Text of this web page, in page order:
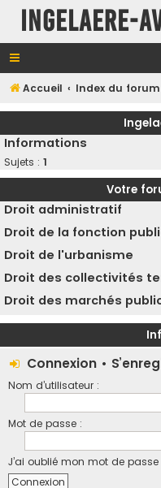
INGELAERE-
Accueil Index du forum
Informations
Sujets : 1
Votre
Droit administratif
Droit de la fonction
Droit de l'urbanisme
Droit des collectivités
Droit des marchés
Connexion •
Nom d’utilisateur :
Mot de passe :
J’ai oublié mon mot de passe